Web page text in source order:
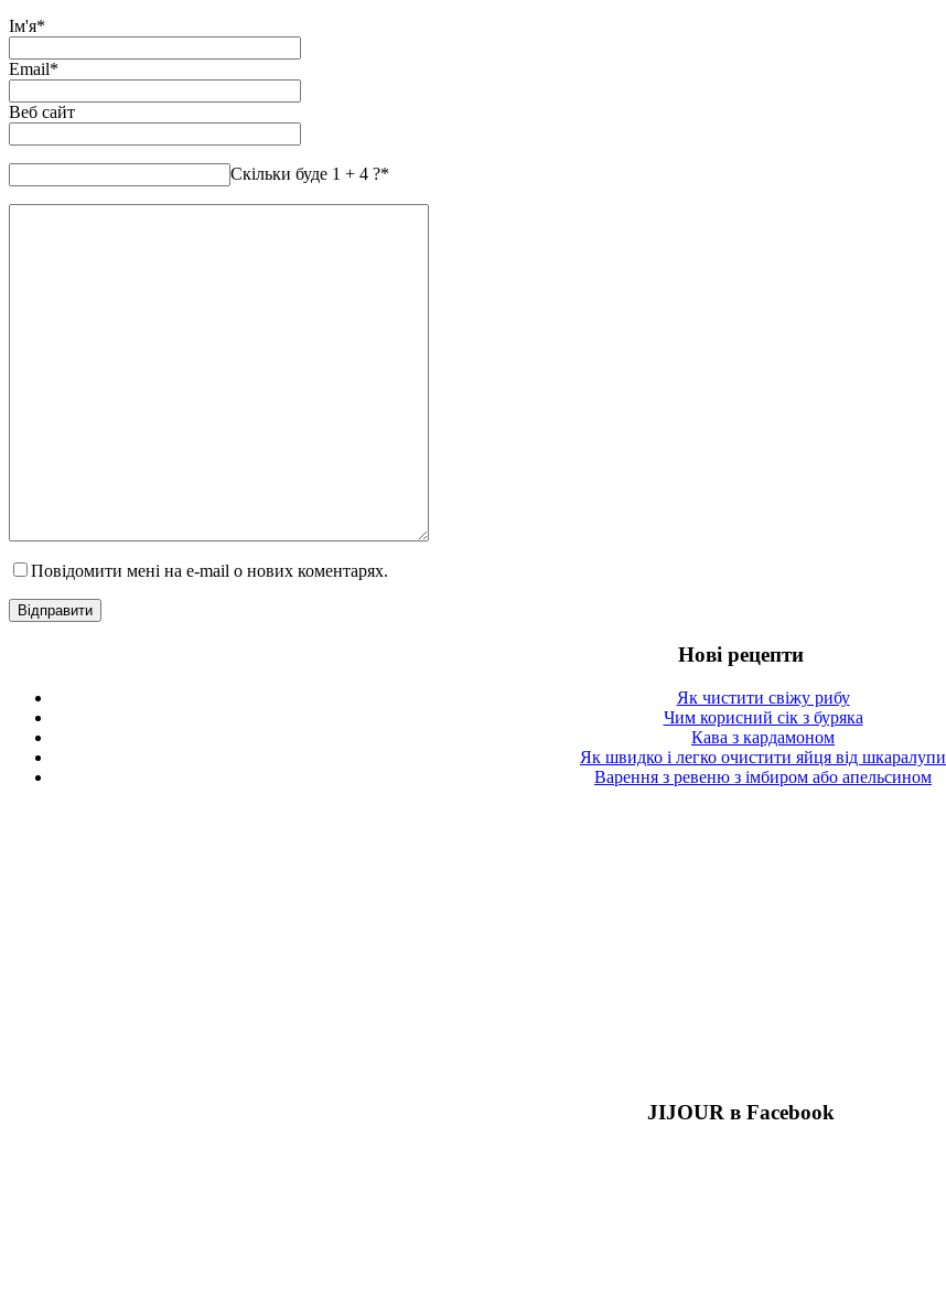
Ім'я*
Email*
Веб сайт
Скільки буде 1 + 4 ?*
Повідомити мені на e-mail о нових коментарях.
Нові рецепти
Як чистити свіжу рибу
Чим корисний сік з буряка
Кава з кардамоном
Як швидко і легко очистити яйця від шкаралупи
Варення з ревеню з імбиром або апельсином
JIJOUR в Facebook